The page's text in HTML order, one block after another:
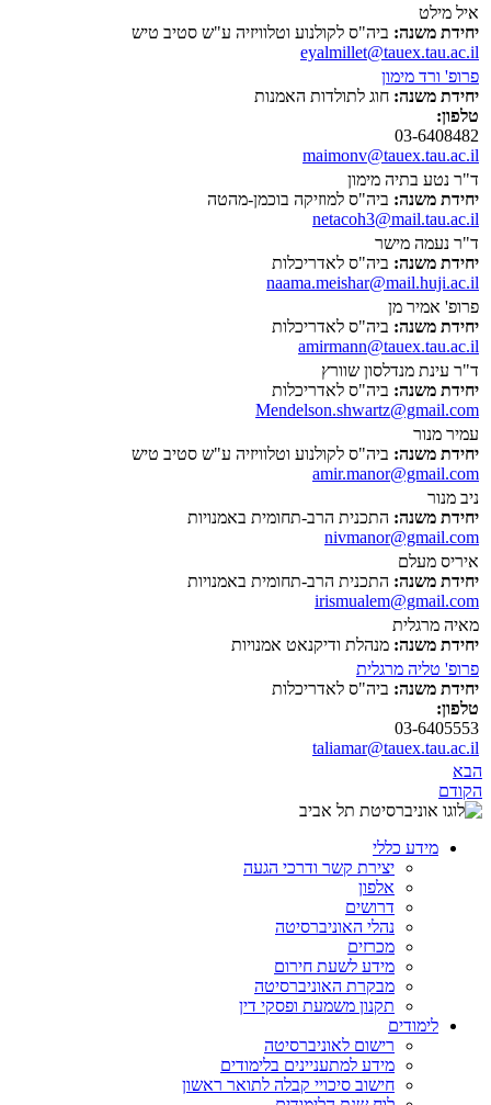
איל מילט
יחידת משנה: ביה"ס לקולנוע וטלוויזיה ע"ש סטיב טיש
eyalmillet@tauex.tau.ac.il
פרופ' ורד מימון
יחידת משנה: חוג לתולדות האמנות
טלפון:
03-6408482
maimonv@tauex.tau.ac.il
ד"ר נטע בתיה מימון
יחידת משנה: ביה"ס למוזיקה בוכמן-מהטה
netacoh3@mail.tau.ac.il
ד"ר נעמה מישר
יחידת משנה: ביה"ס לאדריכלות
naama.meishar@mail.huji.ac.il
פרופ' אמיר מן
יחידת משנה: ביה"ס לאדריכלות
amirmann@tauex.tau.ac.il
ד"ר עינת מנדלסון שוורץ
יחידת משנה: ביה"ס לאדריכלות
Mendelson.shwartz@gmail.com
עמיר מנור
יחידת משנה: ביה"ס לקולנוע וטלוויזיה ע"ש סטיב טיש
amir.manor@gmail.com
ניב מנור
יחידת משנה: התכנית הרב-תחומית באמנויות
nivmanor@gmail.com
איריס מעלם
יחידת משנה: התכנית הרב-תחומית באמנויות
irismualem@gmail.com
מאיה מרגלית
יחידת משנה: מנהלת ודיקנאט אמנויות
פרופ' טליה מרגלית
יחידת משנה: ביה"ס לאדריכלות
טלפון:
03-6405553
taliamar@tauex.tau.ac.il
הבא
הקודם
מידע כללי
יצירת קשר ודרכי הגעה
אלפון
דרושים
נהלי האוניברסיטה
מכרזים
מידע לשעת חירום
מבקרת האוניברסיטה
תקנון משמעת ופסקי דין
לימודים
רישום לאוניברסיטה
מידע למתעניינים בלימודים
חישוב סיכויי קבלה לתואר ראשון